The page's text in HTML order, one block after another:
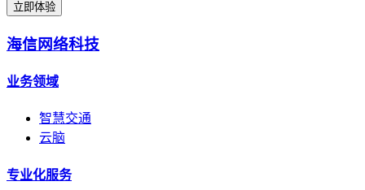
立即体验
海信网络科技
业务领域
智慧交通
云脑
专业化服务